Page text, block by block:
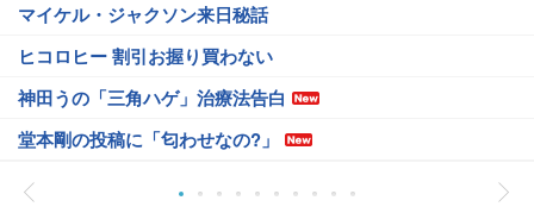
マイケル・ジャクソン来日秘話
ヒコロヒー 割引お握り買わない
神田うの「三角ハゲ」治療法告白
堂本剛の投稿に「匂わせなの?」